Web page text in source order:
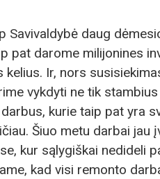
Savivaldybė daug
pat darome milijonines
kelius. Ir, nors
vykdyti ne tik
kurie taip pat yra
Šiuo metu darbai jau
kur sąlygiškai nedideli
kad visi remonto